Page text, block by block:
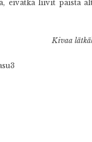
eivätkä liivit paista
Kivaa